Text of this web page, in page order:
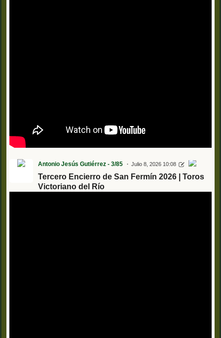
Antonio Jesús Gutiérrez - 3/85 Julio 8, 2026 10:08
Tercero Encierro de San Fermín 2026 | Toros
Victoriano del Río